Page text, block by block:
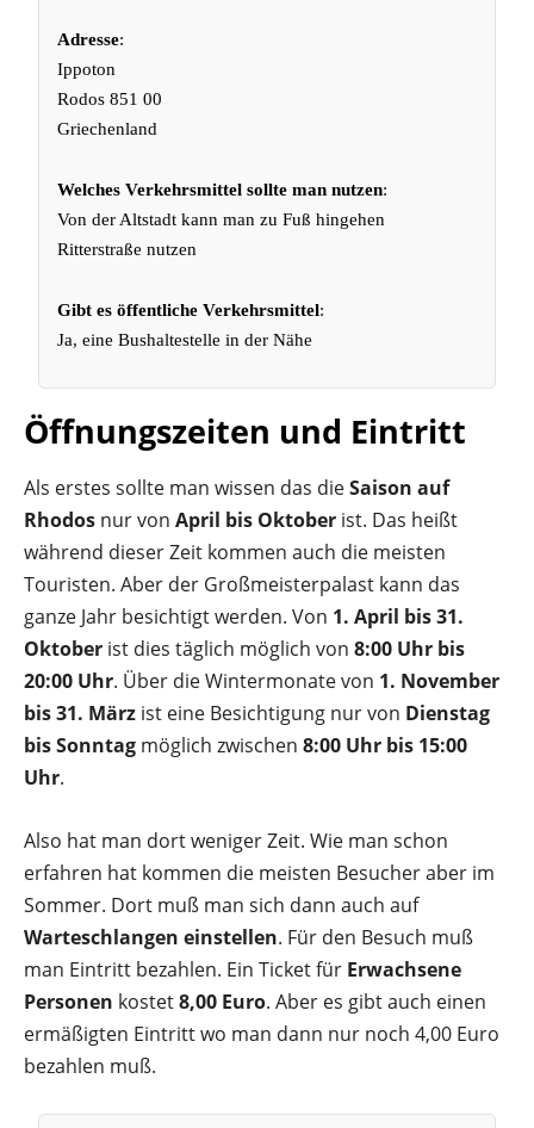
Adresse:
Ippoton
Rodos 851 00
Griechenland
Welches Verkehrsmittel sollte man nutzen:
Von der Altstadt kann man zu Fuß hingehen
Ritterstraße nutzen
Gibt es öffentliche Verkehrsmittel:
Ja, eine Bushaltestelle in der Nähe
Öffnungszeiten und Eintritt
Als erstes sollte man wissen das dieSaison auf
Rhodos nur von April bis Oktober ist. Das heißt
während dieser Zeit kommen auch die meisten
Touristen. Aber der Großmeisterpalast kann das
ganze Jahr besichtigt werden. Von 1. April bis 31.
Oktober ist dies täglich möglich von 8:00 Uhr bis
20:00 Uhr. Über die Wintermonate von 1. November
bis 31. März ist eine Besichtigung nur von Dienstag
bis Sonntag möglich zwischen 8:00 Uhr bis 15:00
Uhr.
Also hat man dort weniger Zeit. Wie man schon
erfahren hat kommen die meisten Besucher aber im
Sommer. Dort muß man sich dann auch auf
Warteschlangen einstellen. Für den Besuch muß
man Eintritt bezahlen. Ein Ticket für Erwachsene
Personen kostet8,00 Euro. Aber es gibt auch einen
ermäßigten Eintritt wo man dann nur noch 4,00 Euro
bezahlen muß.